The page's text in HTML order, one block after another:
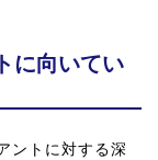
に向いてい
ントに対する深